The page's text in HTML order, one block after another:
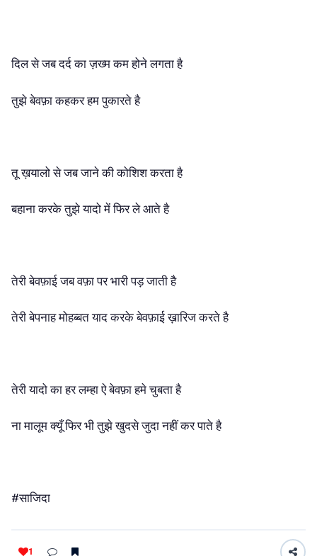
दिल से जब दर्द का ज़ख्म कम होने लगता है
तुझे बेवफ़ा कहकर हम पुकारते है
तू ख़यालो से जब जाने की कोशिश करता है
बहाना करके तुझे यादो में फिर ले आते है
तेरी बेवफ़ाई जब वफ़ा पर भारी पड़ जाती है
तेरी बेपनाह मोहब्बत याद करके बेवफ़ाई ख़ारिज करते है
तेरी यादो का हर लम्हा ऐ बेवफ़ा हमे चुबता है
ना मालूम क्यूँ फिर भी तुझे खुदसे जुदा नहीं कर पाते है
#साजिदा
1